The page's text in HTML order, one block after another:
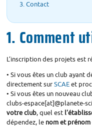
3. Contact
1. Comment
L’inscription des projets est
• Si vous êtes un club ayant
directement surSCAEet
• Si vous êtes un nouveau
clubs-espace[at]@planete-
votre club, quel est
dépendez, le nom et